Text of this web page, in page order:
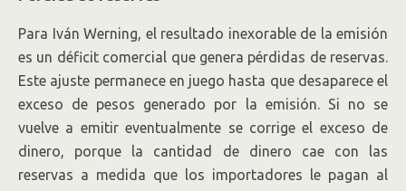
Para Iván Werning, el resultado inexorable de la emisión
es un déficit comercial que genera pérdidas de reservas.
Este ajuste permanece en juego hasta que desaparece el
exceso de pesos generado por la emisión. Si no se
vuelve a emitir eventualmente se corrige el exceso de
dinero, porque la cantidad de dinero cae con las
reservas a medida que los importadores le pagan al